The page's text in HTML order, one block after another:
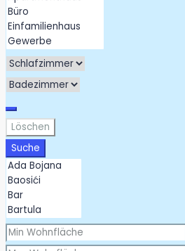
Löschen
Suche